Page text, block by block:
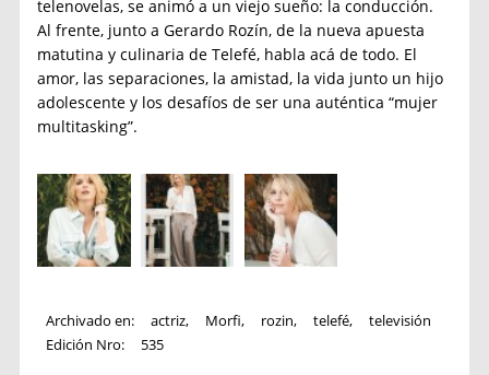
telenovelas, se animó a un viejo sueño: la conducción.
Al frente, junto a Gerardo Rozín, de la nueva apuesta
matutina y culinaria de Telefé, habla acá de todo. El
amor, las separaciones, la amistad, la vida junto un hijo
adolescente y los desafíos de ser una auténtica “mujer
multitasking”.
Archivado en: actriz, Morfi, rozin, telefé,
televisión
Edición Nro:
535